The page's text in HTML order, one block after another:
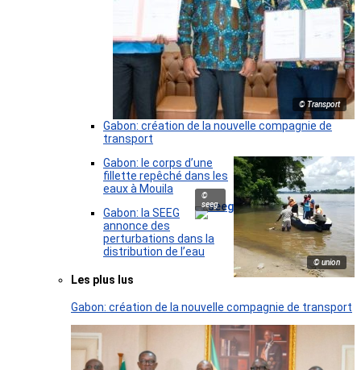
© Transport
Gabon: création de la nouvelle compagnie de
transport
© union
Gabon: le corps d’une
fillette repêché dans les
eaux à Mouila
©
seeg
Gabon: la SEEG
annonce des
perturbations dans la
distribution de l’eau
Les plus lus
Gabon: création de la nouvelle compagnie de transport